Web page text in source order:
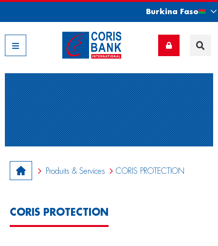
Burkina Faso
Produits & Services CORIS PROTECTION
CORIS PROTECTION